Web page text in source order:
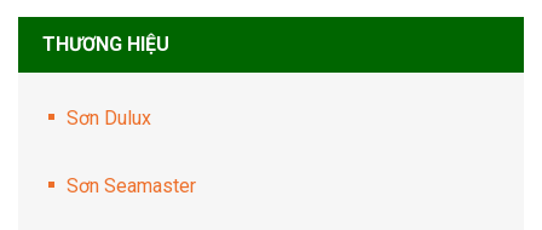
THƯƠNG HIỆU
Sơn Dulux
Sơn Seamaster